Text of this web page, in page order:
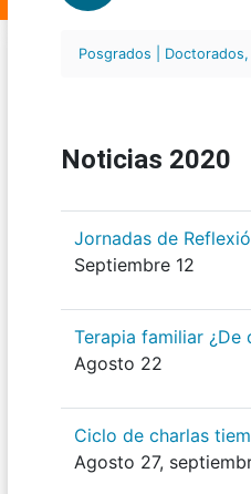
Posgrados |
Noticias 2020
Jornadas de
Septiembre 12
Terapia familiar ¿De
Agosto 22
Ciclo de charlas
Agosto 27,